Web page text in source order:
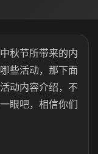
秋节所带来的内
些活动，那下面
动内容介绍，不
眼吧，相信你们